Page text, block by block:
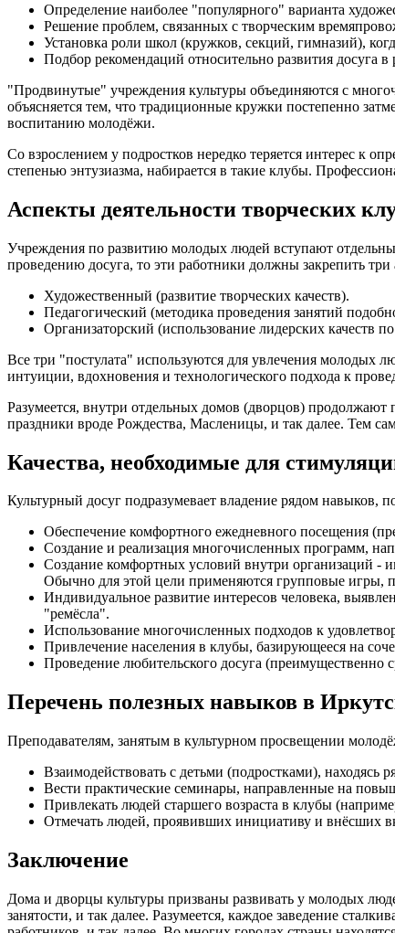
Определение наиболее "популярного" варианта
Решение проблем, связанных с творческим
Установка роли школ (кружков, секций, гимназий),
Подбор рекомендаций относительно развития досуга в
"Продвинутые" учреждения культуры объединяются с
объясняется тем, что традиционные кружки постепенно
воспитанию молодёжи.
Со взрослением у подростков нередко теряется интерес к
степенью энтузиазма, набирается в такие клубы.
Аспекты деятельности творческих
Учреждения по развитию молодых людей вступают
проведению досуга, то эти работники должны закрепить три
Художественный (развитие творческих качеств).
Педагогический (методика проведения занятий
Организаторский (использование лидерских качеств
Все три "постулата" используются для увлечения молодых
интуиции, вдохновения и технологического подхода к
Разумеется, внутри отдельных домов (дворцов)
праздники вроде Рождества, Масленицы, и так далее. Тем
Качества, необходимые для
Культурный досуг подразумевает владение рядом навыков,
Обеспечение комфортного ежедневного посещения
Создание и реализация многочисленных программ,
Создание комфортных условий внутри организаций -
Обычно для этой цели применяются групповые игры,
Индивидуальное развитие интересов человека,
"ремёсла".
Использование многочисленных подходов к
Привлечение населения в клубы, базирующееся на
Проведение любительского досуга (преимущественно
Перечень полезных навыков в
Преподавателям, занятым в культурном просвещении
Взаимодействовать с детьми (подростками), находясь
Вести практические семинары, направленные на
Привлекать людей старшего возраста в клубы
Отмечать людей, проявивших инициативу и внёсших
Заключение
Дома и дворцы культуры призваны развивать у молодых
занятости, и так далее. Разумеется, каждое заведение